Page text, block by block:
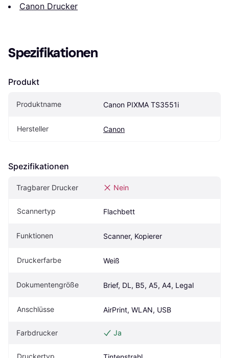
Canon Drucker
Spezifikationen
Produkt
Produktname Canon PIXMA TS3551i
Hersteller Canon
Spezifikationen
Tragbarer Drucker Nein
Scannertyp Flachbett
Funktionen Scanner, Kopierer
Druckerfarbe Weiß
Dokumentengröße Brief, DL, B5, A5, A4, Legal
Anschlüsse AirPrint, WLAN, USB
Farbdrucker Ja
Druckertyp